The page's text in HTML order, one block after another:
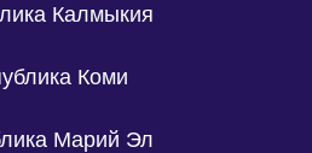
Калмыкия
Коми
Марий Эл